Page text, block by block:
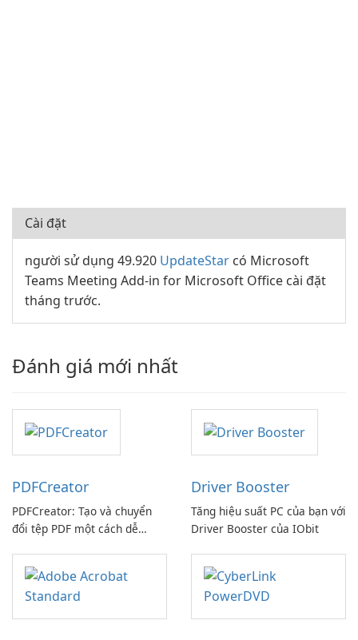
Cài đặt
người sử dụng 49.920 UpdateStar có Microsoft
Teams Meeting Add-in for Microsoft Office cài đặt
tháng trước.
Đánh giá mới nhất
PDFCreator
PDFCreator: Tạo và chuyển
đổi tệp PDF một cách dễ
Driver Booster
Tăng hiệu suất PC của bạn với
Driver Booster của IObit